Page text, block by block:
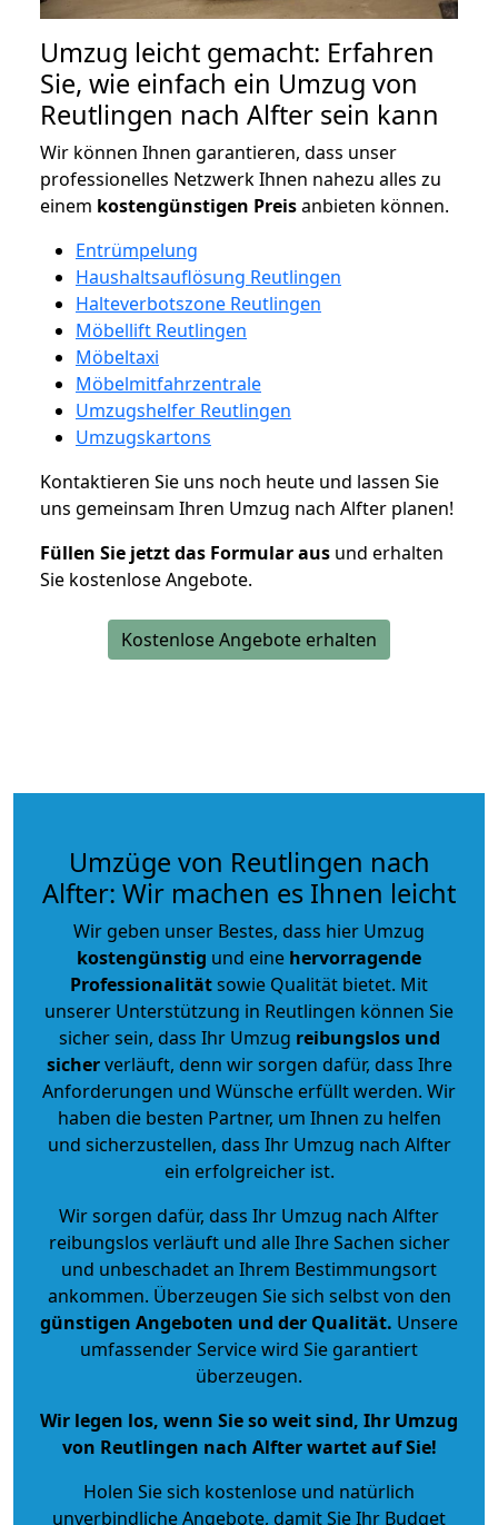
Umzug leicht gemacht: Erfahren
Sie, wie einfach ein Umzug von
Reutlingen nach Alfter sein kann
Wir können Ihnen garantieren, dass unser
professionelles Netzwerk Ihnen nahezu alles zu
einem kostengünstigen Preisanbieten können.
Entrümpelung
Haushaltsauflösung Reutlingen
Halteverbotszone Reutlingen
Möbellift Reutlingen
Möbeltaxi
Möbelmitfahrzentrale
Umzugshelfer Reutlingen
Umzugskartons
Kontaktieren Sie uns noch heute und lassen Sie
uns gemeinsam Ihren Umzug nach Alfter planen!
Füllen Sie jetzt das Formular aus und erhalten
Sie kostenlose Angebote.
Kostenlose Angebote erhalten
Umzüge von Reutlingen nach
Alfter: Wir machen es Ihnen leicht
Wir geben unser Bestes, dass hier Umzug
kostengünstig und eine hervorragende
Professionalitätsowie Qualität bietet. Mit
unserer Unterstützung in Reutlingen können Sie
sicher sein, dass Ihr Umzug reibungslos und
sicherverläuft, denn wir sorgen dafür, dass Ihre
Anforderungen und Wünsche erfüllt werden. Wir
haben die besten Partner, um Ihnen zu helfen
und sicherzustellen, dass Ihr Umzug nach Alfter
ein erfolgreicher ist.
Wir sorgen dafür, dass Ihr Umzug nach Alfter
reibungslos verläuft und alle Ihre Sachen sicher
und unbeschadet an Ihrem Bestimmungsort
ankommen. Überzeugen Sie sich selbst von den
günstigen Angeboten und der Qualität. Unsere
umfassender Service wird Sie garantiert
überzeugen.
Wir legen los, wenn Sie so weit sind, Ihr Umzug
von Reutlingen nach Alfter wartet auf Sie!
Holen Sie sich kostenlose und natürlich
unverbindliche Angebote, damit Sie Ihr Budget